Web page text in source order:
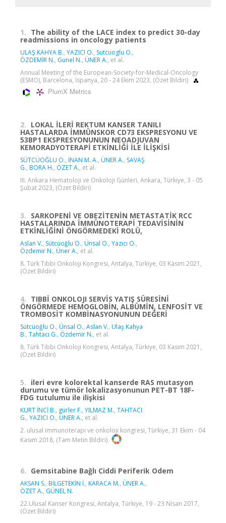
1. The ability of the LACE index to predict 30-day
readmissions in oncology patients
ULAŞ KAHYA B., YAZICI O., Sutcuoglu O.,
ÖZDEMİR N., Gunel N., ÜNER A., et al.
Annual Meeting of the European-Society-for-Medical-Oncology
(ESMO), Barcelona, İspanya, 20 - 24 Ekim 2023, (Özet Bildiri)
PlumX Metrics
2. LOKAL İLERİ REKTUM KANSER TANILI
HASTALARDA İMMÜNSKOR CD73 EKSPRESYONU VE
53BP1 EKSPRESYONUNUN NEOADJUVAN
KEMORADYOTERAPİ ETKİNLİĞİ İLE İLİŞKİSİ
SÜTCÜOĞLU O., İNAN M. A., ÜNER A., SAVAŞ
G., BORA H., ÖZET A., et al.
III. Ankara Hematoloji ve Onkoloji Günleri, Ankara, Türkiye, 3 - 05
Şubat 2023, (Özet Bildiri)
3. SARKOPENİ VE OBEZİTENİN METASTATİK RCC
HASTALARINDA İMMÜNOTERAPİ TEDAVİSİNİN
ETKİNLİĞİNİ ÖNGÖRMEDEKİ ROLÜ,
Aslan V., Sütcüoğlu O., Ünsal O., Yazıcı O.,
Özdemir N., Üner A., et al.
8. Türk Tıbbi Onkoloji Kongresi, Antalya, Türkiye, 03 Kasım 2021,
(Özet Bildiri)
4. TIBBİ ONKOLOJI SERVİS YATIŞ SÜRESİNİ
ÖNGÖRMEDE HEMOGLOBİN, ALBÜMİN, LENFOSİT VE
TROMBOSİT KOMBİNASYONUNUN DEĞERİ
Sütcüoğlu O., Ünsal O., Aslan V., Ulaş Kahya
B., Tahtacı G., Özdemir N., et al.
8. Türk Tıbbi Onkoloji Kongresi, Antalya, Türkiye, 03 Kasım 2021,
(Özet Bildiri)
5. ileri evre kolorektal kanserde RAS mutasyon
durumu ve tümör lokalizasyonunun PET-BT 18F-
FDG tutulumu ile ilişkisi
KURT İNCİ B., gürler F., YILMAZ M., TAHTACI
G., YAZICI O., ÜNER A., et al.
2. ulusal immunoterapi ve onkoloji kongresi, Türkiye, 31 Ekim - 04
Kasım 2018, (Tam Metin Bildiri)
6. Gemsitabine Bağlı Ciddi Periferik Odem
AKSAN S., BİLGETEKİN İ., KARACA M., ÜNER A.,
ÖZET A., GÜNEL N.
22.Ulusal Kanser Kongresi, Antalya, Türkiye, 19 - 23 Nisan 2017,
(Özet Bildiri)